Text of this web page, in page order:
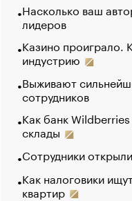
Насколько ваш
лидеров
Казино проиграло.
индустрию
Выживают
сотрудников
Как банк
склады
Сотрудники
Как налоговики
квартир